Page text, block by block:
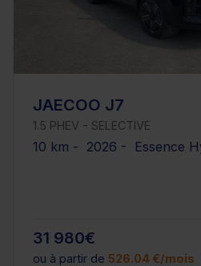
JAECOO J7
1.5 PHEV - SELECTIVE
10 km - 2026 - Essence
31 980€
ou à partir de 526.04 €/mois